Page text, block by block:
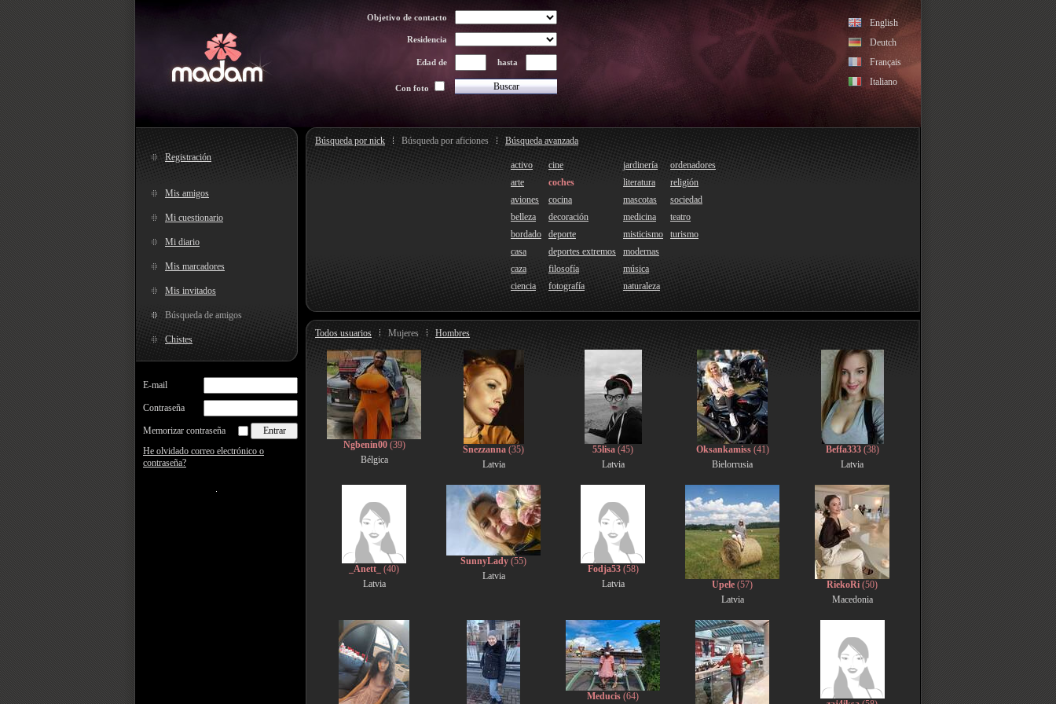
Objetivo de contacto
Residencia
Edad de hasta
Con foto
English
Deutch
Français
Italiano
Registración
Mis amigos
Mi cuestionario
Mi diario
Mis marcadores
Mis invitados
Búsqueda de amigos
Chistes
E-mail
Contraseña
Memorizar contraseña
He olvidado correo electrónico o
contraseña?
Búsqueda por nick Búsqueda por aficiones Búsqueda avanzada
activo
arte
aviones
belleza
bordado
casa
caza
ciencia
cine
coches
cocina
decoración
deporte
deportes extremos
filosofía
fotografía
jardinería
literatura
mascotas
medicina
misticismo
modernas
música
naturaleza
ordenadores
religión
sociedad
teatro
turismo
Todos usuarios Mujeres Hombres
Ngbenin00(39)
Bélgica
Snezzanna (35)
Latvia
55lisa (45)
Latvia
Oksankamiss(41)
Bielorrusia
Beffa333(38)
Latvia
_Anett_
(40)
Latvia
SunnyLady (55)
Latvia
Fodja53(58)
Latvia
Upele (57)
Latvia
RiekoRi (50)
Macedonia
Meducis (64)